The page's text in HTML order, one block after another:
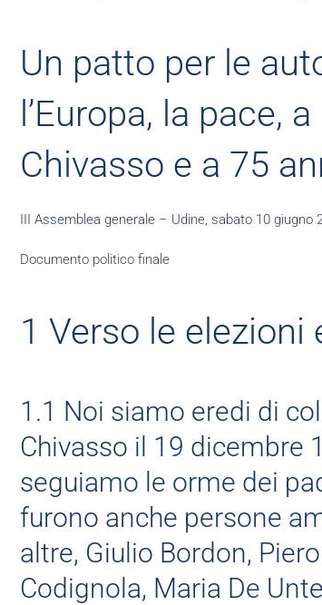
Un patto per le
l’Europa, la pace,
Chivasso e a 75
III Assemblea generale – Udine, sabato 10 giugno
Documento politico finale
1 Verso le elezioni
1.1 Noi siamo eredi di
Chivasso il 19 dicembre
seguiamo le orme dei
furono anche persone
altre, Giulio Bordon,
Codignola, Maria De